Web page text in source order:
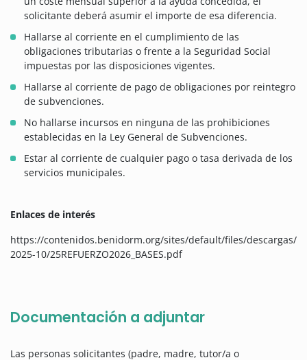
solicitante deberá asumir el importe de esa diferencia.
Hallarse al corriente en el cumplimiento de las
obligaciones tributarias o frente a la Seguridad Social
impuestas por las disposiciones vigentes.
Hallarse al corriente de pago de obligaciones por reintegro
de subvenciones.
No hallarse incursos en ninguna de las prohibiciones
establecidas en la Ley General de Subvenciones.
Estar al corriente de cualquier pago o tasa derivada de los
servicios municipales.
Enlaces de interés
https://contenidos.benidorm.org/sites/default/files/descargas/
2025-10/25REFUERZO2026_BASES.pdf
Documentación a adjuntar
Las personas solicitantes (padre, madre, tutor/a o